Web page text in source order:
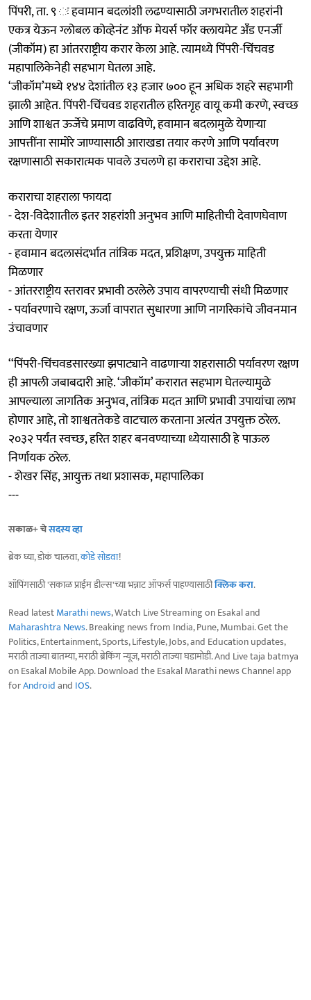
पिंपरी, ता. ९ ः हवामान बदलांशी लढण्यासाठी जगभरातील शहरांनी
एकत्र येऊन ग्लोबल कोव्हेनंट ऑफ मेयर्स फॉर क्लायमेट अँड एनर्जी
(जीकॉम) हा आंतरराष्ट्रीय करार केला आहे. त्यामध्ये पिंपरी-चिंचवड
महापालिकेनेही सहभाग घेतला आहे.
‘जीकॉम’मध्ये १४४ देशांतील १३ हजार ७०० हून अधिक शहरे सहभागी
झाली आहेत. पिंपरी-चिंचवड शहरातील हरितगृह वायू कमी करणे, स्वच्छ
आणि शाश्वत ऊर्जेचे प्रमाण वाढविणे, हवामान बदलामुळे येणाऱ्या
आपत्तींना सामोरे जाण्यासाठी आराखडा तयार करणे आणि पर्यावरण
रक्षणासाठी सकारात्मक पावले उचलणे हा कराराचा उद्देश आहे.
कराराचा शहराला फायदा
- देश-विदेशातील इतर शहरांशी अनुभव आणि माहितीची देवाणघेवाण
करता येणार
- हवामान बदलासंदर्भात तांत्रिक मदत, प्रशिक्षण, उपयुक्त माहिती
मिळणार
- आंतरराष्ट्रीय स्तरावर प्रभावी ठरलेले उपाय वापरण्याची संधी मिळणार
- पर्यावरणाचे रक्षण, ऊर्जा वापरात सुधारणा आणि नागरिकांचे जीवनमान
उंचावणार
‘‘पिंपरी-चिंचवडसारख्या झपाट्याने वाढणाऱ्या शहरासाठी पर्यावरण रक्षण
ही आपली जबाबदारी आहे. ‘जीकॉम’ करारात सहभाग घेतल्यामुळे
आपल्याला जागतिक अनुभव, तांत्रिक मदत आणि प्रभावी उपायांचा लाभ
होणार आहे, तो शाश्वततेकडे वाटचाल करताना अत्यंत उपयुक्त ठरेल.
२०३२ पर्यंत स्वच्छ, हरित शहर बनवण्याच्या ध्येयासाठी हे पाऊल
निर्णायक ठरेल.
- शेखर सिंह, आयुक्त तथा प्रशासक, महापालिका
---
सकाळ+ चेसदस्य व्हा
ब्रेक घ्या, डोकं चालवा,कोडे सोडवा!
शॉपिंगसाठी 'सकाळ प्राईम डील्स'च्या भन्नाट ऑफर्स पाहण्यासाठीक्लिक करा.
Read latestMarathi news, Watch Live Streaming on Esakal and
Maharashtra News. Breaking news from India, Pune, Mumbai. Get the
Politics, Entertainment, Sports, Lifestyle, Jobs, and Education updates,
मराठी ताज्या बातम्या, मराठी ब्रेकिंग न्यूज, मराठी ताज्या घडामोडी. And Live taja batmya
on Esakal Mobile App. Download the Esakal Marathi news Channel app
forAndroidand IOS.